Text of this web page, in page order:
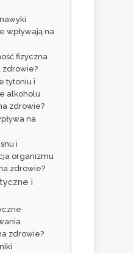
wpływają na
fizyczna
zdrowie?
tytoniu i
alkoholu
zdrowie?
na
i
organizmu
zdrowie?
i
zdrowie?